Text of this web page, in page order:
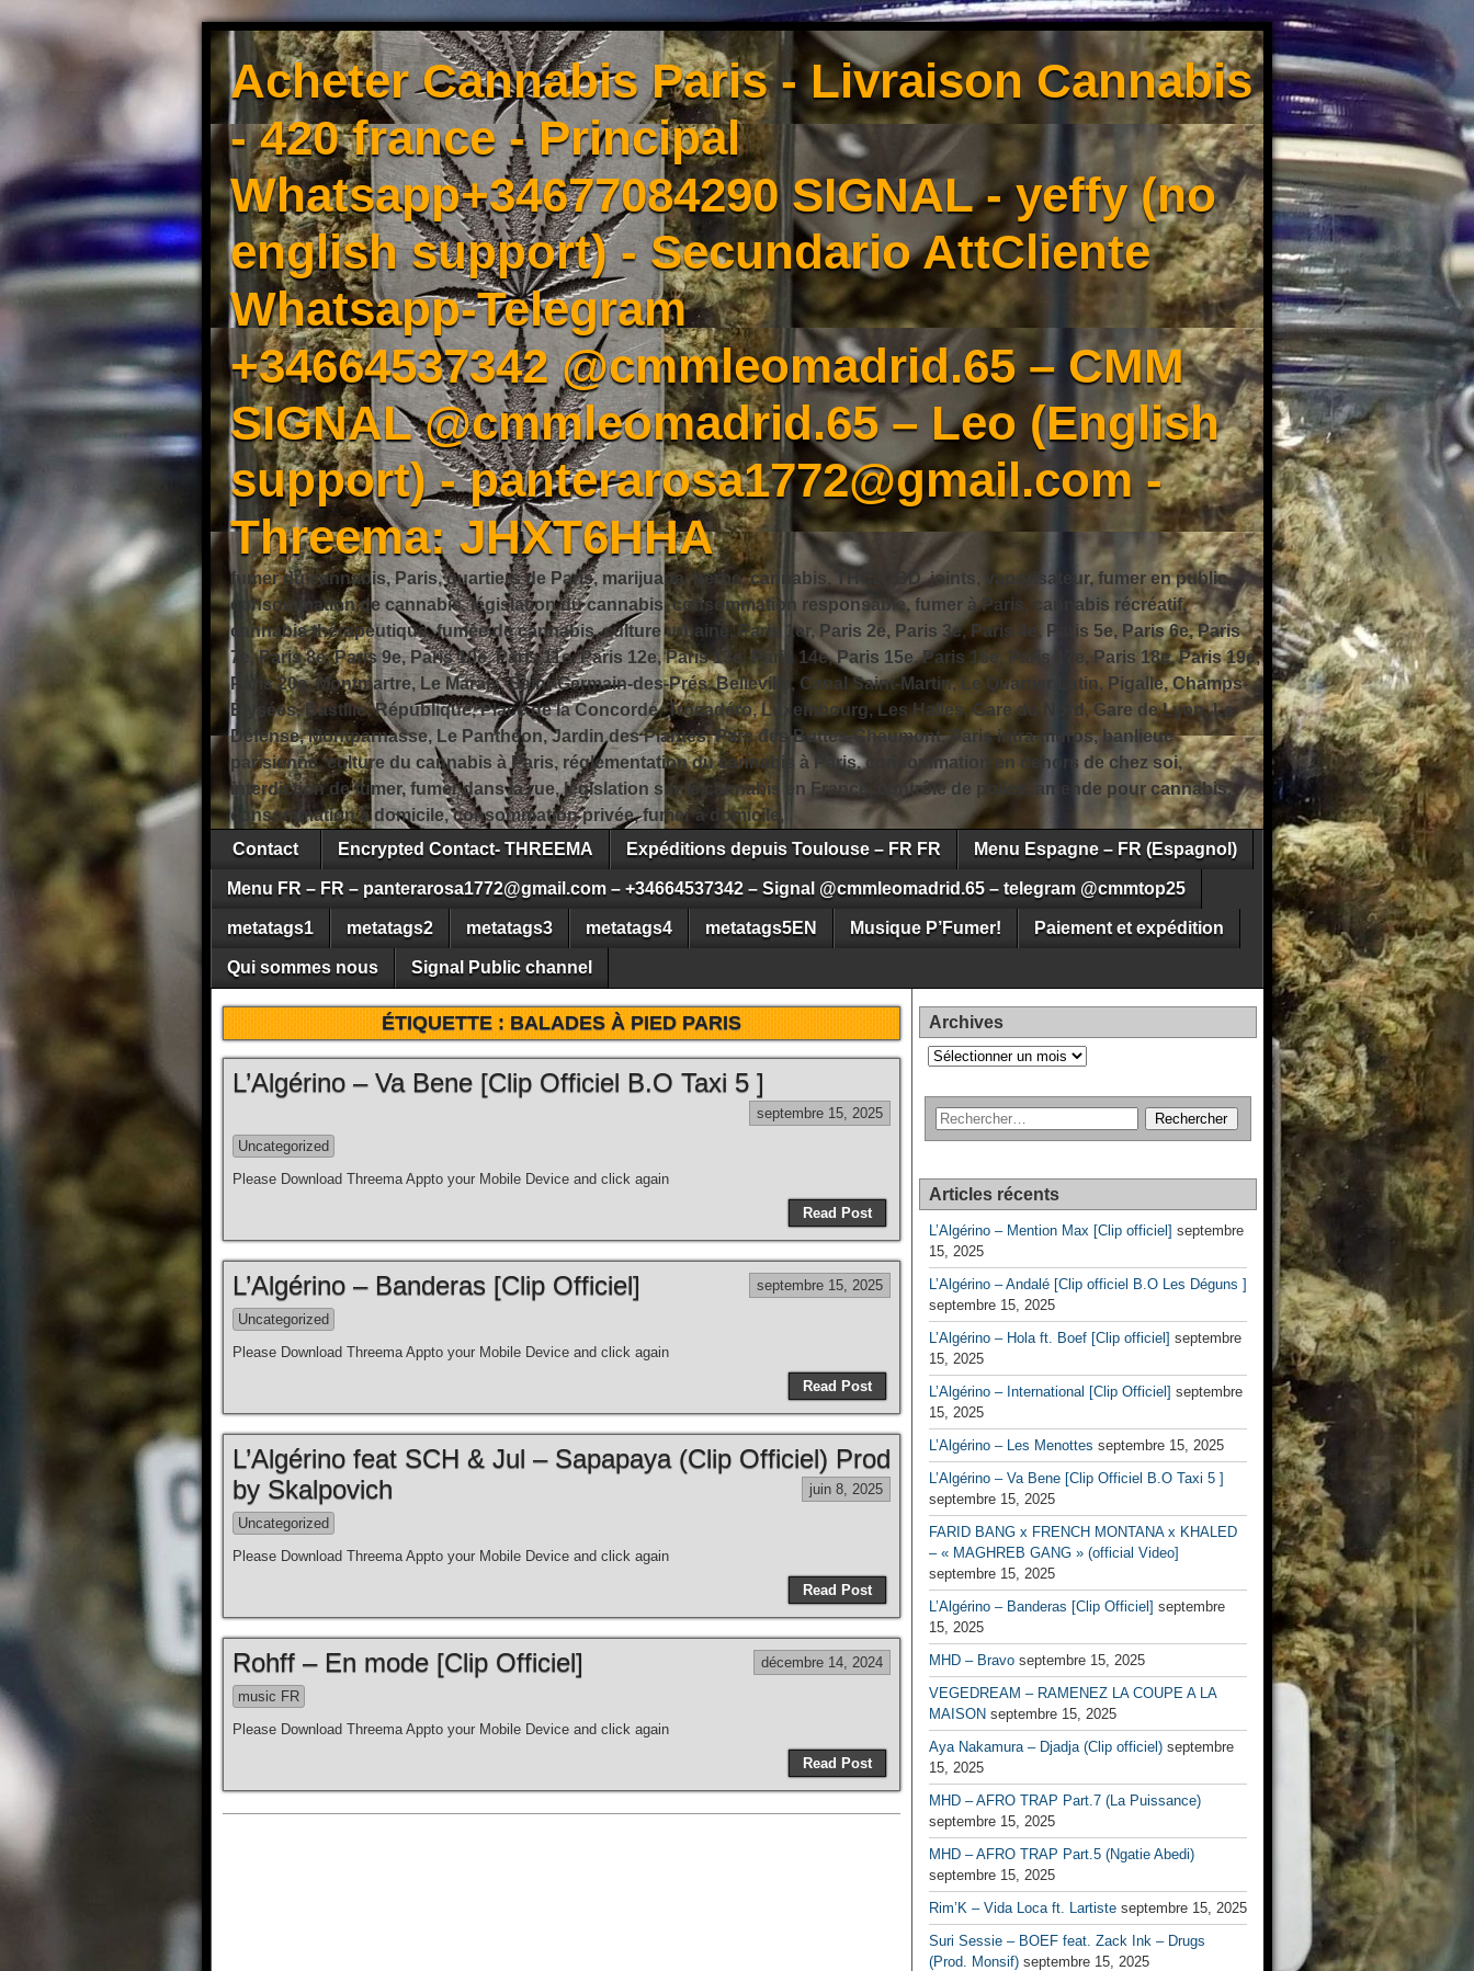
Acheter Cannabis Paris - Livraison Cannabis
- 420 france - Principal
Whatsapp+34677084290 SIGNAL - yeffy (no
english support) - Secundario AttCliente
Whatsapp-Telegram
+34664537342 @cmmleomadrid.65 – CMM
SIGNAL @cmmleomadrid.65 – Leo (English
support) - panterarosa1772@gmail.com -
Threema: JHXT6HHA
fumer du cannabis, Paris, quartiers de Paris, marijuana, herbe, cannabis, THC, CBD, joints, vaporisateur, fumer en public,
consommation de cannabis, législation du cannabis, consommation responsable, fumer à Paris, cannabis récréatif,
cannabis thérapeutique, fumée de cannabis, culture urbaine, Paris 1er, Paris 2e, Paris 3e, Paris 4e, Paris 5e, Paris 6e, Paris
7e, Paris 8e, Paris 9e, Paris 10e, Paris 11e, Paris 12e, Paris 13e, Paris 14e, Paris 15e, Paris 16e, Paris 17e, Paris 18e, Paris 19e,
Paris 20e, Montmartre, Le Marais, Saint-Germain-des-Prés, Belleville, Canal Saint-Martin, Le Quartier Latin, Pigalle, Champs-
Élysées, Bastille, République, Place de la Concorde, Trocadéro, Luxembourg, Les Halles, Gare du Nord, Gare de Lyon, La
Défense, Montparnasse, Le Panthéon, Jardin des Plantes, Parc des Buttes-Chaumont, Paris intra-muros, banlieue
parisienne, culture du cannabis à Paris, réglementation du cannabis à Paris, consommation en dehors de chez soi,
interdiction de fumer, fumer dans la rue, législation sur le cannabis en France, contrôle de police, amende pour cannabis,
consommation à domicile, consommation privée, fumer à domicile,
Contact
Encrypted Contact- THREEMA Expéditions depuis Toulouse – FR FR Menu Espagne – FR (Espagnol)
Menu FR – FR – panterarosa1772@gmail.com – +34664537342 – Signal @cmmleomadrid.65 – telegram @cmmtop25
metatags1 metatags2 metatags3 metatags4 metatags5EN Musique P’Fumer! Paiement et expédition
Qui sommes nous Signal Public channel
ÉTIQUETTE :BALADES À PIED PARIS
L’Algérino – Va Bene [Clip Officiel B.O Taxi 5 ]
septembre 15, 2025
Uncategorized
Please Download Threema Appto your Mobile Device and click again
Read Post
L’Algérino – Banderas [Clip Officiel] septembre 15, 2025
Uncategorized
Please Download Threema Appto your Mobile Device and click again
Read Post
L’Algérino feat SCH & Jul – Sapapaya (Clip Officiel) Prod
by Skalpovich
juin 8, 2025
Uncategorized
Please Download Threema Appto your Mobile Device and click again
Read Post
Rohff – En mode [Clip Officiel] décembre 14, 2024
music FR
Please Download Threema Appto your Mobile Device and click again
Read Post
Archives
Archives
Articles récents
L’Algérino – Mention Max [Clip officiel] septembre
15, 2025
L’Algérino – Andalé [Clip officiel B.O Les Déguns ]
septembre 15, 2025
L’Algérino – Hola ft. Boef [Clip officiel] septembre
15, 2025
L’Algérino – International [Clip Officiel] septembre
15, 2025
L’Algérino – Les Menottes septembre 15, 2025
L’Algérino – Va Bene [Clip Officiel B.O Taxi 5 ]
septembre 15, 2025
FARID BANG x FRENCH MONTANA x KHALED
– « MAGHREB GANG » (official Video]
septembre 15, 2025
L’Algérino – Banderas [Clip Officiel] septembre
15, 2025
MHD – Bravo septembre 15, 2025
VEGEDREAM – RAMENEZ LA COUPE A LA
MAISON septembre 15, 2025
Aya Nakamura – Djadja (Clip officiel) septembre
15, 2025
MHD – AFRO TRAP Part.7 (La Puissance)
septembre 15, 2025
MHD – AFRO TRAP Part.5 (Ngatie Abedi)
septembre 15, 2025
Rim’K – Vida Loca ft. Lartiste septembre 15, 2025
Suri Sessie – BOEF feat. Zack Ink – Drugs
(Prod. Monsif) septembre 15, 2025